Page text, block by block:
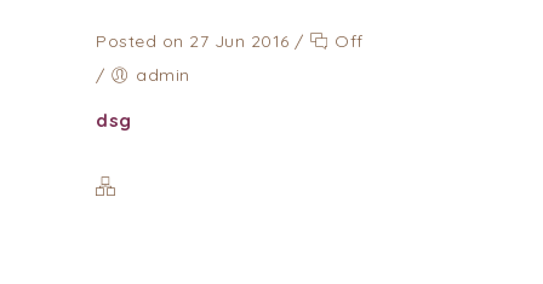
Posted on 27 Jun 2016 /
Off
/
admin
dsg